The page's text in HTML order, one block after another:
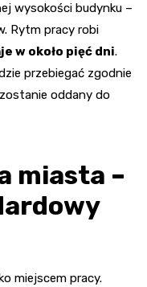
wysokości budynku –
Rytm pracy robi
w około pięć dni.
przebiegać zgodnie
oddany do
miasta –
miejscem pracy.